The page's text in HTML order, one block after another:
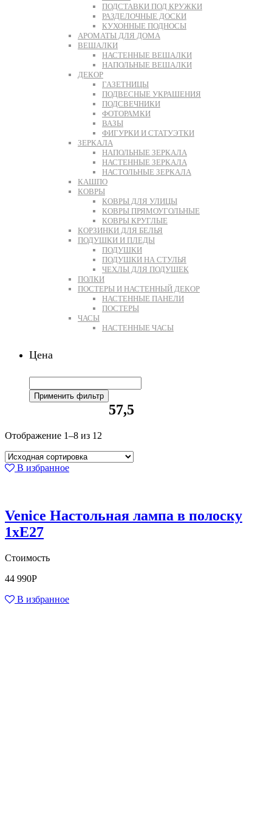
ПОДСТАВКИ ПОД КРУЖКИ
РАЗДЕЛОЧНЫЕ ДОСКИ
КУХОННЫЕ ПОДНОСЫ
АРОМАТЫ ДЛЯ ДОМА
ВЕШАЛКИ
НАСТЕННЫЕ ВЕШАЛКИ
НАПОЛЬНЫЕ ВЕШАЛКИ
ДЕКОР
ГАЗЕТНИЦЫ
ПОДВЕСНЫЕ УКРАШЕНИЯ
ПОДСВЕЧНИКИ
ФОТОРАМКИ
ВАЗЫ
ФИГУРКИ И СТАТУЭТКИ
ЗЕРКАЛА
НАПОЛЬНЫЕ ЗЕРКАЛА
НАСТЕННЫЕ ЗЕРКАЛА
НАСТОЛЬНЫЕ ЗЕРКАЛА
КАШПО
КОВРЫ
КОВРЫ ДЛЯ УЛИЦЫ
КОВРЫ ПРЯМОУГОЛЬНЫЕ
КОВРЫ КРУГЛЫЕ
КОРЗИНКИ ДЛЯ БЕЛЬЯ
ПОДУШКИ И ПЛЕДЫ
ПОДУШКИ
ПОДУШКИ НА СТУЛЬЯ
ЧЕХЛЫ ДЛЯ ПОДУШЕК
ПОЛКИ
ПОСТЕРЫ И НАСТЕННЫЙ ДЕКОР
НАСТЕННЫЕ ПАНЕЛИ
ПОСТЕРЫ
ЧАСЫ
НАСТЕННЫЕ ЧАСЫ
Цена
Применить фильтр
57,5
Отображение 1–8 из 12
В избранное
Venice Настольная лампа в полоску
1xE27
Стоимость
44 990Р
В избранное